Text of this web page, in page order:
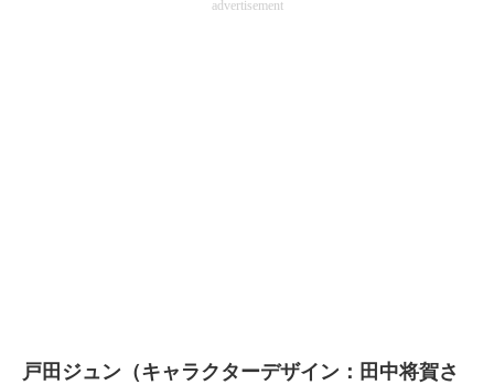
advertisement
戸田ジュン（キャラクターデザイン：田中将賀さ